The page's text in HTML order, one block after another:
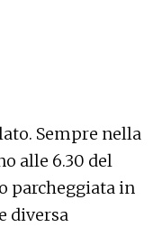
Sempre nella
alle 6.30 del
parcheggiata in
diversa